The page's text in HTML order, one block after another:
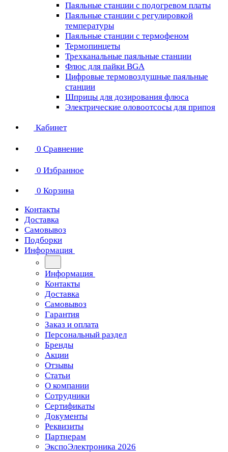
Паяльные станции с подогревом платы
Паяльные станции с регулировкой
температуры
Паяльные станции с термофеном
Термопинцеты
Трехканальные паяльные станции
Флюс для пайки BGA
Цифровые термовоздушные паяльные
станции
Шприцы для дозирования флюса
Электрические оловоотсосы для припоя
Кабинет
0 Сравнение
0 Избранное
0 Корзина
Контакты
Доставка
Самовывоз
Подборки
Информация
Информация
Контакты
Доставка
Самовывоз
Гарантия
Заказ и оплата
Персональный раздел
Бренды
Акции
Отзывы
Статьи
О компании
Сотрудники
Сертификаты
Документы
Реквизиты
Партнерам
ЭкспоЭлектроника 2026